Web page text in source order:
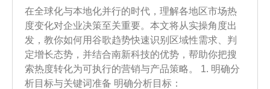
在全球化与本地化并行的时代，理解各地区市场热
度变化对企业决策至关重要。本文将从实操角度出
发，教你如何用谷歌趋势快速识别区域性需求、判
定增长态势，并结合南新科技的优势，帮助你把搜
索热度转化为可执行的营销与产品策略。 1. 明确分
析目标与关键词准备 明确分析目标：